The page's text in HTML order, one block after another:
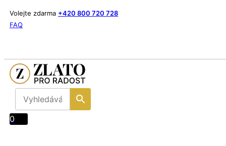
Volejte zdarma +420 800 720 728
FAQ
0